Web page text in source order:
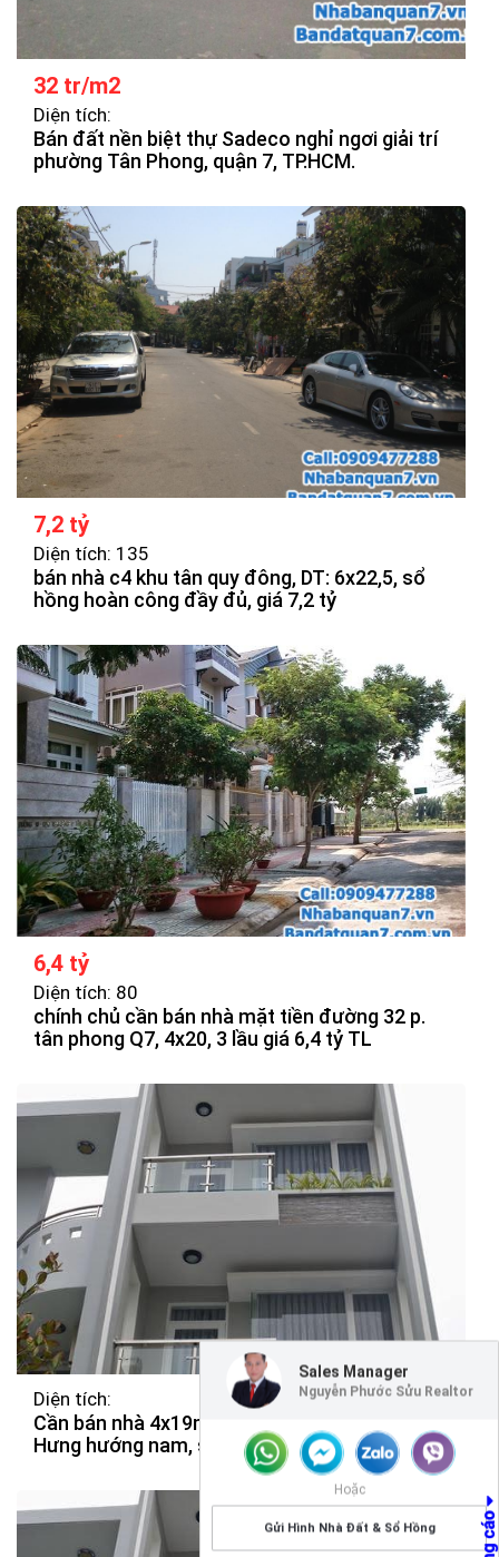
Sales Manager
Nguyễn Phước Sửu Realtor
Hoặc
Gửi Hình Nhà Đất & Sổ Hồng
32 tr/m2
Diện tích:
Bán đất nền biệt thự Sadeco nghỉ ngơi giải trí
phường Tân Phong, quận 7, TP.HCM.
7,2 tỷ
Diện tích: 135
bán nhà c4 khu tân quy đông, DT: 6x22,5, sổ
hồng hoàn công đầy đủ, giá 7,2 tỷ
6,4 tỷ
Diện tích: 80
chính chủ cần bán nhà mặt tiền đường 32 p.
tân phong Q7, 4x20, 3 lầu giá 6,4 tỷ TL
Diện tích:
Cần bán nhà 4x19m, 1 trệt 2.5 lầu KDC An Phú
Hưng hướng nam, sổ hồng, giá chỉ 6.2 tỷ